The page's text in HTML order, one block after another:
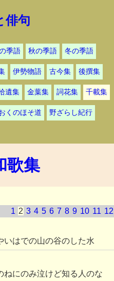
俳句
季語 秋の季語 冬の季語
伊勢物語 古今集 後撰集
遺集 金葉集 詞花集 千載集
くのほそ道 野ざらし紀行
歌集
1 2 3 4 5 6 7 8 9 10 11 12
いはでの山の谷のした水
ねにのみ泣けど知る人のな